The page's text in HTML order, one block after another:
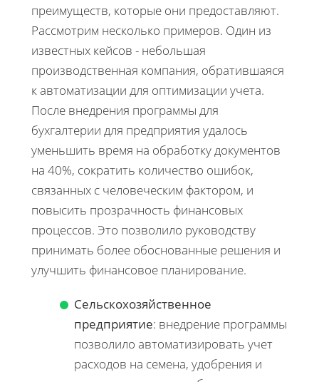
преимуществ, которые они предоставляют.
Рассмотрим несколько примеров. Один из
известных кейсов - небольшая
производственная компания, обратившаяся
к автоматизации для оптимизации учета.
После внедрения программы для
бухгалтерии для предприятия удалось
уменьшить время на обработку документов
на 40%, сократить количество ошибок,
связанных с человеческим фактором, и
повысить прозрачность финансовых
процессов. Это позволило руководству
принимать более обоснованные решения и
улучшить финансовое планирование.
Сельскохозяйственное
предприятие: внедрение программы
позволило автоматизировать учет
расходов на семена, удобрения и